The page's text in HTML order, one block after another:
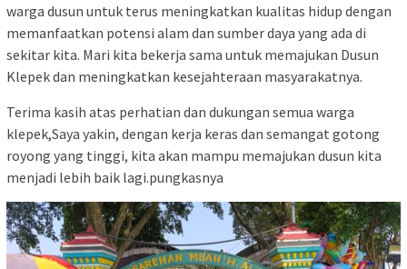
warga dusun untuk terus meningkatkan kualitas hidup dengan
memanfaatkan potensi alam dan sumber daya yang ada di
sekitar kita. Mari kita bekerja sama untuk memajukan Dusun
Klepek dan meningkatkan kesejahteraan masyarakatnya.
Terima kasih atas perhatian dan dukungan semua warga
klepek,Saya yakin, dengan kerja keras dan semangat gotong
royong yang tinggi, kita akan mampu memajukan dusun kita
menjadi lebih baik lagi.pungkasnya